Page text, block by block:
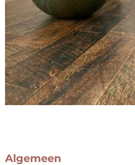
Algemeen